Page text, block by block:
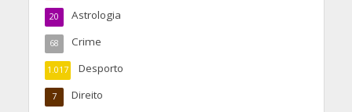
Astrologia
20
Crime
68
Desporto
1.017
Direito
7